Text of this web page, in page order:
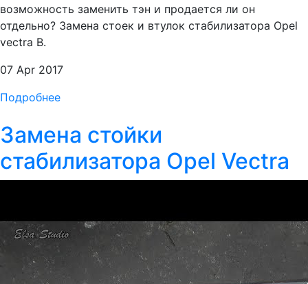
возможность заменить тэн и продается ли он
отдельно? Замена стоек и втулок стабилизатора Opel
vectra B.
07 Apr 2017
Подробнее
Замена стойки
стабилизатора Opel Vectra